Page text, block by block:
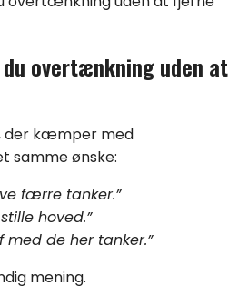
overtænkning uden at
der kæmper med
samme ønske:
færre tanker.”
hoved.”
med de her tanker.”
mening.